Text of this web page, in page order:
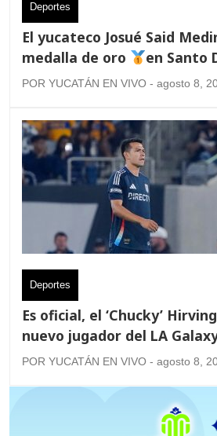
Deportes
El yucateco Josué Said
medalla de oro
en Santo
POR YUCATÁN EN VIVO - agosto 8,
Deportes
Es oficial, el ‘Chucky’
nuevo jugador del LA
POR YUCATÁN EN VIVO - agosto 8,